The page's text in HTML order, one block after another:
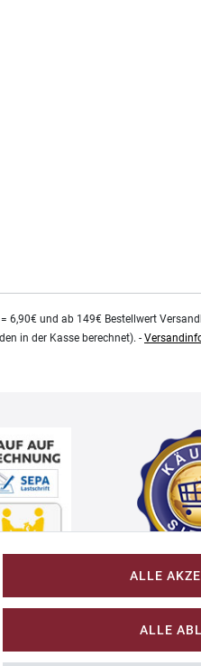
6,90€ und ab 149€ Bestellwert
in der Kasse berechnet). -
ALLE
ALLE